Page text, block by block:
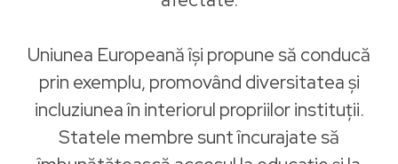
Uniunea Europeană își propune să conducă
prin exemplu, promovând diversitatea și
incluziunea în interiorul propriilor instituții.
Statele membre sunt încurajate să